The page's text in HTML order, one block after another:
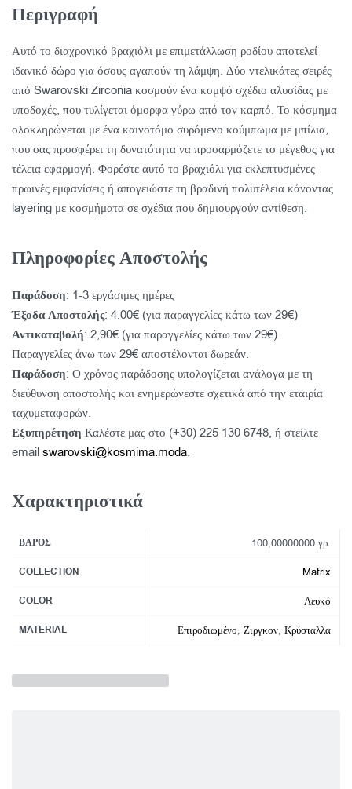
Περιγραφή
Αυτό το διαχρονικό βραχιόλι με επιμετάλλωση ροδίου αποτελεί
ιδανικό δώρο για όσους αγαπούν τη λάμψη. Δύο ντελικάτες σειρές
από Swarovski Zirconia κοσμούν ένα κομψό σχέδιο αλυσίδας με
υποδοχές, που τυλίγεται όμορφα γύρω από τον καρπό. Το κόσμημα
ολοκληρώνεται με ένα καινοτόμο συρόμενο κούμπωμα με μπίλια,
που σας προσφέρει τη δυνατότητα να προσαρμόζετε το μέγεθος για
τέλεια εφαρμογή. Φορέστε αυτό το βραχιόλι για εκλεπτυσμένες
πρωινές εμφανίσεις ή απογειώστε τη βραδινή πολυτέλεια κάνοντας
layering με κοσμήματα σε σχέδια που δημιουργούν αντίθεση.
Πληροφορίες Αποστολής
Παράδοση: 1-3 εργάσιμες ημέρες
Έξοδα Αποστολής: 4,00€ (για παραγγελίες κάτω των 29€)
Αντικαταβολή: 2,90€ (για παραγγελίες κάτω των 29€)
Παραγγελίες άνω των 29€ αποστέλονται δωρεάν.
Παράδοση: Ο χρόνος παράδοσης υπολογίζεται ανάλογα με τη
διεύθυνση αποστολής και ενημερώνεστε σχετικά από την εταιρία
ταχυμεταφορών.
Εξυπηρέτηση Καλέστε μας στο (+30) 225 130 6748, ή στείλτε
email swarovski@kosmima.moda.
Χαρακτηριστικά
ΒΆΡΟΣ 100,00000000 γρ.
COLLECTION Matrix
COLOR Λευκό
MATERIAL Επιροδιωμένο, Ζιργκον, Κρύσταλλα